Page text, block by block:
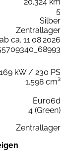
5
Silber
Zentrallager
ab ca. 11.08.2026
169 kW / 230 PS
1.598 cm³
Euro6d
4 (Green)
Zentrallager